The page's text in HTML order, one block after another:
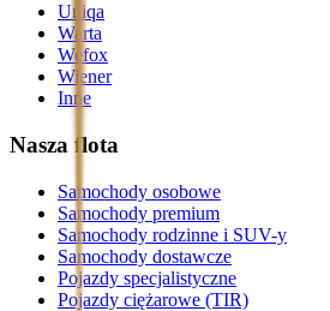
Uniqa
Warta
Wefox
Wiener
Inne
Nasza flota
Samochody osobowe
Samochody premium
Samochody rodzinne i SUV-y
Samochody dostawcze
Pojazdy specjalistyczne
Pojazdy ciężarowe (TIR)